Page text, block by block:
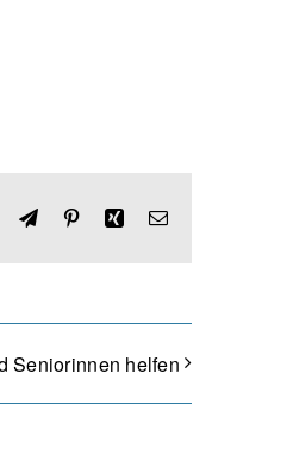
TelegramPinterestXingE-
Seniorinnen helfen